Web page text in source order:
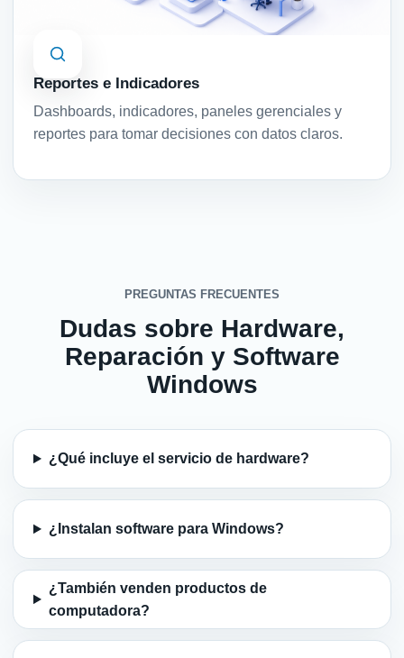
Reportes e Indicadores
Dashboards, indicadores, paneles gerenciales y
reportes para tomar decisiones con datos claros.
PREGUNTAS FRECUENTES
Dudas sobre Hardware,
Reparación y Software
Windows
¿Qué incluye el servicio de hardware?
¿Instalan software para Windows?
¿También venden productos de
computadora?